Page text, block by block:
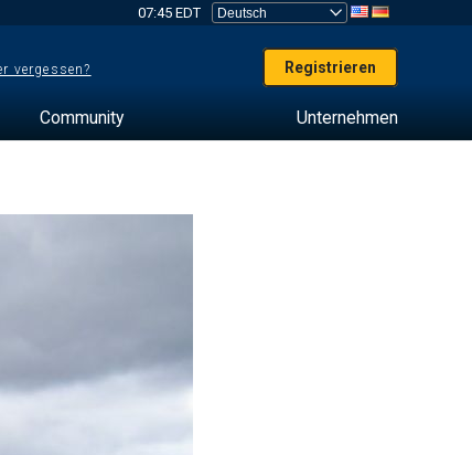
07:45 EDT
vergessen? Registrieren
Community Unternehmen